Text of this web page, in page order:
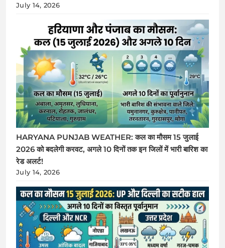
July 14, 2026
HARYANA PUNJAB WEATHER: कल का मौसम 15 जुलाई
2026 को बदलेगी करवट, अगले 10 दिनों तक इन जिलों में भारी बारिश का
रेड अलर्ट!
July 14, 2026